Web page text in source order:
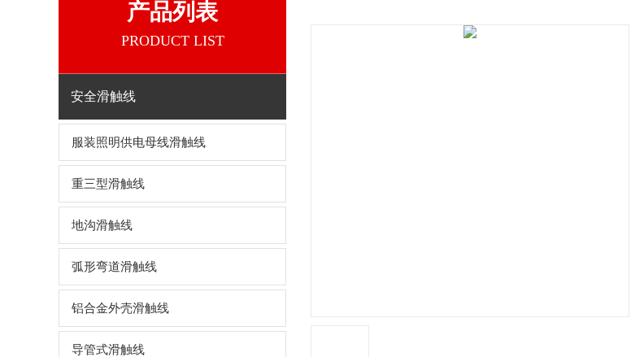
产品列表
PRODUCT LIST
安全滑触线
服装照明供电母线滑触线
重三型滑触线
地沟滑触线
弧形弯道滑触线
铝合金外壳滑触线
导管式滑触线